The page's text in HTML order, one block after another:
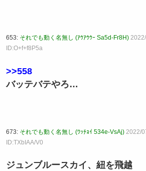
653: それでも動く名無し (ｱｳｱｳｳｰ Sa5d-Fr8H)
ID:O+f+f8P5a
>>558
バッテバテやろ…
673: それでも動く名無し (ﾜｯﾁｮｲ 534e-VsAj) 2022/
ID:TXbIAA/V0
ジュンブルースカイ、紐を飛越